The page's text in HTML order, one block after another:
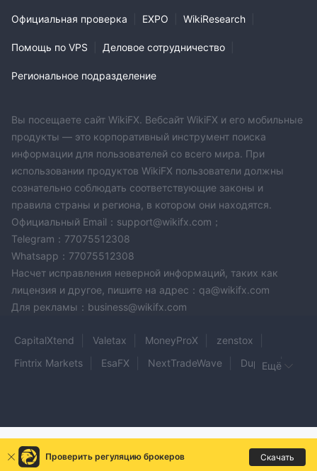
Официальная проверка EXPO WikiResearch
Помощь по VPS Деловое сотрудничество
Региональное подразделение
Вы посещаете сайт WikiFX. Вебсайт WikiFX и его мобильные
продукты — это корпоративный инструмент поиска
информации для пользователей со всего мира. При
использовании продуктов WikiFX пользователи должны
сознательно соблюдать соответствующие законы и
правила страны и региона, в котором они находятся.
Официальный Email：support@wikifx.com；
Telegram：77075512308
Whatsapp：77075512308
Насчет исправления неверной информаций, таких как
лицензия и другое, пишите на адрес：qa@wikifx.com
Для рекламы：business@wikifx.com
CapitalXtend Valetax MoneyProX
zenstox
Fintrix Markets
EsaFX NextTradeWave
Dupoin
Olympia Markets
XB Prime SK markets
MEKSA
FX Broadnet
Ещё
Проверить регуляцию брокеров Скачать